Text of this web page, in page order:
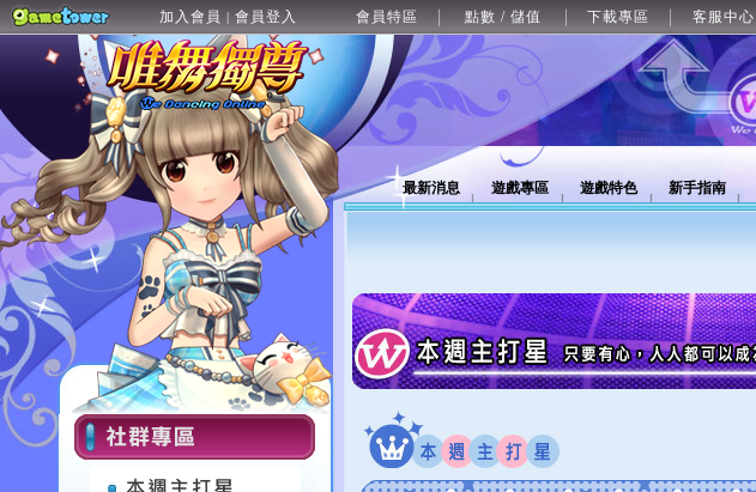
加入會員 | 會員登入 會員特區 點數 / 儲值 下載專區 客服中心
最新消息 遊戲專區 遊戲特色 新手指南